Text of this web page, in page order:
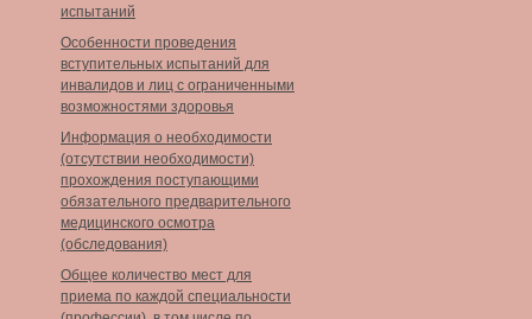
испытаний
Особенности проведения
вступительных испытаний для
инвалидов и лиц с ограниченными
возможностями здоровья
Информация о необходимости
(отсутствии необходимости)
прохождения поступающими
обязательного предварительного
медицинского осмотра
(обследования)
Общее количество мест для
приема по каждой специальности